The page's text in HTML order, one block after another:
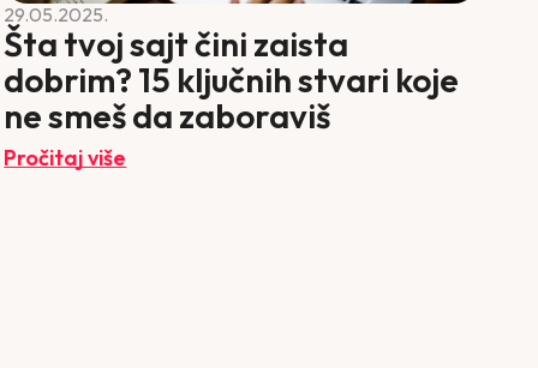
29.05.2025.
Šta tvoj sajt čini zaista
dobrim? 15 ključnih stvari koje
ne smeš da zaboraviš
Pročitaj više